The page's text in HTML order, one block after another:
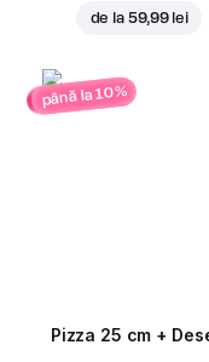
de la 59,99 lei
până la 10%
Pizza 25 cm +